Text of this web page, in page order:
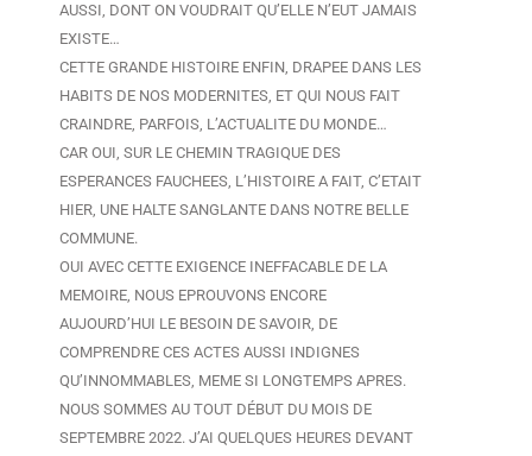
AUSSI, DONT ON VOUDRAIT QU’ELLE N’EUT JAMAIS
EXISTE…
CETTE GRANDE HISTOIRE ENFIN, DRAPEE DANS LES
HABITS DE NOS MODERNITES, ET QUI NOUS FAIT
CRAINDRE, PARFOIS, L’ACTUALITE DU MONDE…
CAR OUI, SUR LE CHEMIN TRAGIQUE DES
ESPERANCES FAUCHEES, L’HISTOIRE A FAIT, C’ETAIT
HIER, UNE HALTE SANGLANTE DANS NOTRE BELLE
COMMUNE.
OUI AVEC CETTE EXIGENCE INEFFACABLE DE LA
MEMOIRE, NOUS EPROUVONS ENCORE
AUJOURD’HUI LE BESOIN DE SAVOIR, DE
COMPRENDRE CES ACTES AUSSI INDIGNES
QU’INNOMMABLES, MEME SI LONGTEMPS APRES.
NOUS SOMMES AU TOUT DÉBUT DU MOIS DE
SEPTEMBRE 2022. J’AI QUELQUES HEURES DEVANT